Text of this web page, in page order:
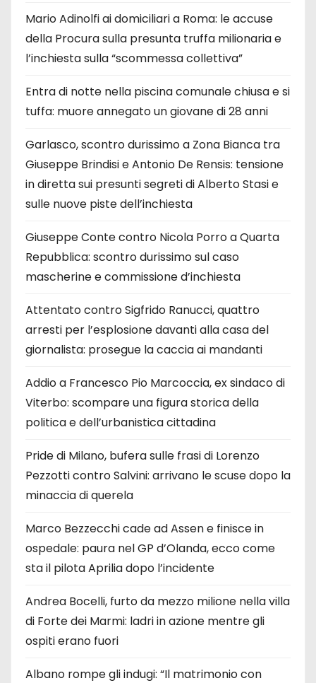
Mario Adinolfi ai domiciliari a Roma: le accuse
della Procura sulla presunta truffa milionaria e
l’inchiesta sulla “scommessa collettiva”
Entra di notte nella piscina comunale chiusa e si
tuffa: muore annegato un giovane di 28 anni
Garlasco, scontro durissimo a Zona Bianca tra
Giuseppe Brindisi e Antonio De Rensis: tensione
in diretta sui presunti segreti di Alberto Stasi e
sulle nuove piste dell’inchiesta
Giuseppe Conte contro Nicola Porro a Quarta
Repubblica: scontro durissimo sul caso
mascherine e commissione d’inchiesta
Attentato contro Sigfrido Ranucci, quattro
arresti per l’esplosione davanti alla casa del
giornalista: prosegue la caccia ai mandanti
Addio a Francesco Pio Marcoccia, ex sindaco di
Viterbo: scompare una figura storica della
politica e dell’urbanistica cittadina
Pride di Milano, bufera sulle frasi di Lorenzo
Pezzotti contro Salvini: arrivano le scuse dopo la
minaccia di querela
Marco Bezzecchi cade ad Assen e finisce in
ospedale: paura nel GP d’Olanda, ecco come
sta il pilota Aprilia dopo l’incidente
Andrea Bocelli, furto da mezzo milione nella villa
di Forte dei Marmi: ladri in azione mentre gli
ospiti erano fuori
Albano rompe gli indugi: “Il matrimonio con